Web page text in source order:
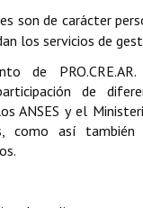
intercultural
ORGÁNICA
son de carácter
los servicios de
de
de
ANSES y el
como así también